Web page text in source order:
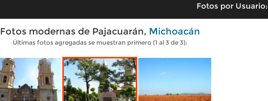
Fotos por Usuario:
Fotos modernas de Pajacuarán, Michoacán
Últimas fotos agregadas se muestran primero (1 al 3 de 3):